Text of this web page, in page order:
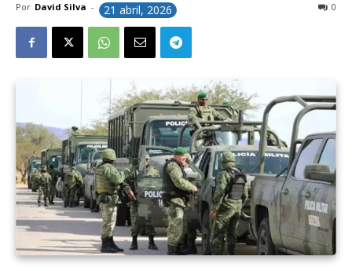
Por David Silva - 21 abril, 2026 0